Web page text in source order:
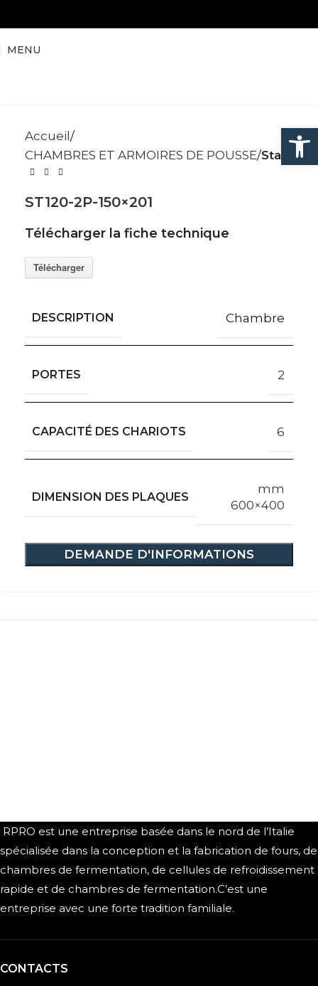
Ouvrir
MENU
Accueil
CHAMBRES ET ARMOIRES DE POUSSE Start
ST120-2P-150×201
Télécharger la fiche technique
Télécharger
DESCRIPTION Chambre
PORTES 2
CAPACITÉ DES CHARIOTS 6
DIMENSION DES PLAQUES
mm
600×400
DEMANDE D'INFORMATIONS
RPRO est une entreprise basée dans le nord de l’Italie
spécialisée dans la conception et la fabrication de fours, de
chambres de fermentation, de cellules de refroidissement
rapide et de chambres de fermentation.C’est une
entreprise avec une forte tradition familiale.
CONTACTS